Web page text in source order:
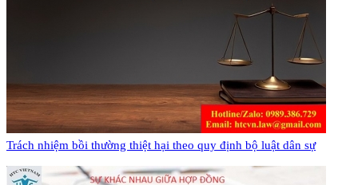
Trách nhiệm bồi thường thiệt hại theo quy định bộ luật dân sự